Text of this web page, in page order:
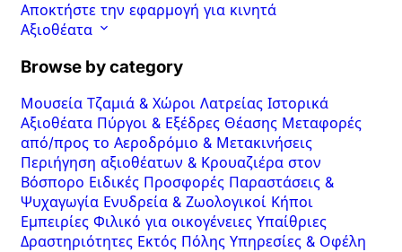
Αποκτήστε την εφαρμογή για κινητά
Αξιοθέατα
Browse by category
Μουσεία Τζαμιά & Χώροι Λατρείας Ιστορικά
Αξιοθέατα Πύργοι & Εξέδρες Θέασης Μεταφορές
από/προς το Αεροδρόμιο & Μετακινήσεις
Περιήγηση αξιοθέατων & Κρουαζιέρα στον
Βόσπορο Ειδικές Προσφορές Παραστάσεις &
Ψυχαγωγία Ενυδρεία & Ζωολογικοί Κήποι
Εμπειρίες Φιλικό για οικογένειες Υπαίθριες
Δραστηριότητες Εκτός Πόλης Υπηρεσίες & Οφέλη